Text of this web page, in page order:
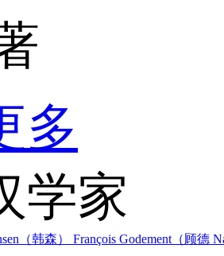
多
学家
（韩森） François Godement（顾德